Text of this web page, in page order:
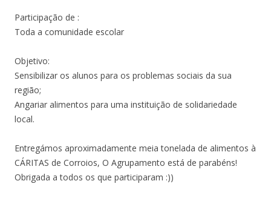
Participação de :
Toda a comunidade escolar
Objetivo:
Sensibilizar os alunos para os problemas sociais da sua
região;
Angariar alimentos para uma instituição de solidariedade
local.
Entregámos aproximadamente meia tonelada de alimentos à
CÁRITAS de Corroios, O Agrupamento está de parabéns!
Obrigada a todos os que participaram :))